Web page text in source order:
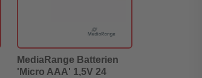
MediaRange Batterien
'Micro AAA' 1,5V 24